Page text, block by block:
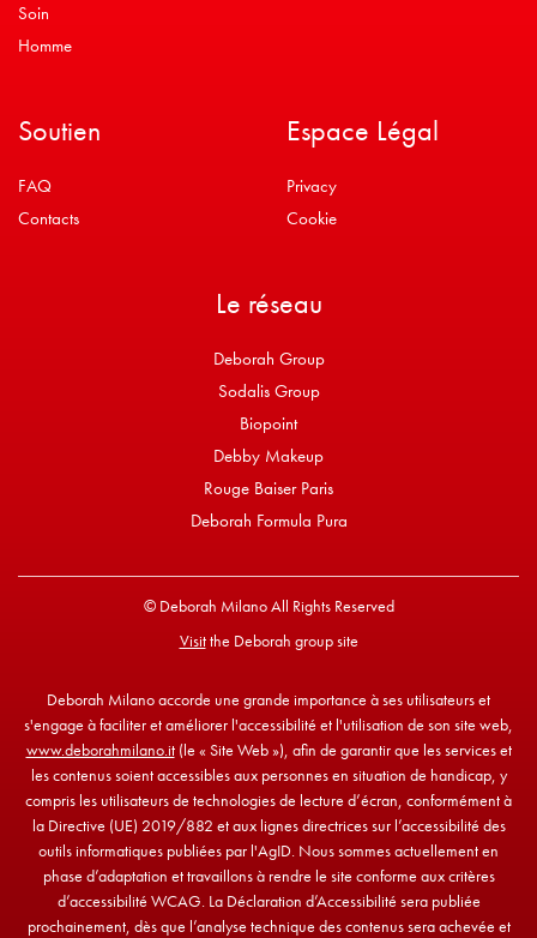
Soin
Homme
Soutien
FAQ
Contacts
Espace Légal
Privacy
Cookie
Le réseau
Deborah Group
Sodalis Group
Biopoint
Debby Makeup
Rouge Baiser Paris
Deborah Formula Pura
© Deborah Milano All Rights Reserved
Visitthe Deborah group site
Deborah Milano accorde une grande importance à ses utilisateurs et
s'engage à faciliter et améliorer l'accessibilité et l'utilisation de son site web,
www.deborahmilano.it(le « Site Web »), afin de garantir que les services et
les contenus soient accessibles aux personnes en situation de handicap, y
compris les utilisateurs de technologies de lecture d’écran, conformément à
la Directive (UE) 2019/882 et aux lignes directrices sur l’accessibilité des
outils informatiques publiées par l'AgID. Nous sommes actuellement en
phase d’adaptation et travaillons à rendre le site conforme aux critères
d’accessibilité WCAG. La Déclaration d’Accessibilité sera publiée
prochainement, dès que l’analyse technique des contenus sera achevée et